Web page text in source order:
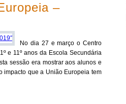
–
No dia 27 e março o Centro
e 11º anos da Escola Secundária
sessão era mostrar aos alunos e
impacto que a União Europeia tem